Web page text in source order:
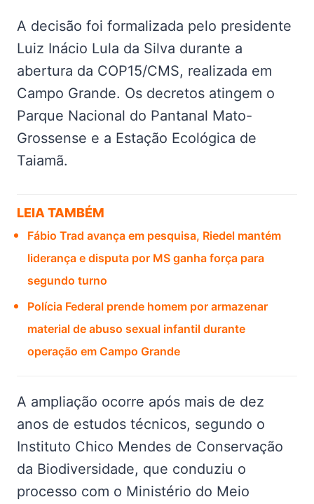
A decisão foi formalizada pelo presidente
Luiz Inácio Lula da Silva durante a
abertura da COP15/CMS, realizada em
Campo Grande. Os decretos atingem o
Parque Nacional do Pantanal Mato-
Grossense e a Estação Ecológica de
Taiamã.
LEIA TAMBÉM
Fábio Trad avança em pesquisa, Riedel mantém
liderança e disputa por MS ganha força para
segundo turno
Polícia Federal prende homem por armazenar
material de abuso sexual infantil durante
operação em Campo Grande
A ampliação ocorre após mais de dez
anos de estudos técnicos, segundo o
Instituto Chico Mendes de Conservação
da Biodiversidade, que conduziu o
processo com o Ministério do Meio